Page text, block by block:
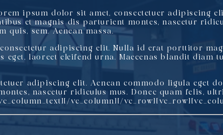
ipsum dolor sit amet, consectetuer adipiscing
et magnis dis parturient montes, nascetur
quis, sem. Aenean massa.
adipiscing elit. Nulla id erat porttitor
laoreet eleifend urna. Maecenas blandit diam
adipiscing elit. Aenean commodo ligula eget
nascetur ridiculus mus. Donec quam felis,
vc_column][/